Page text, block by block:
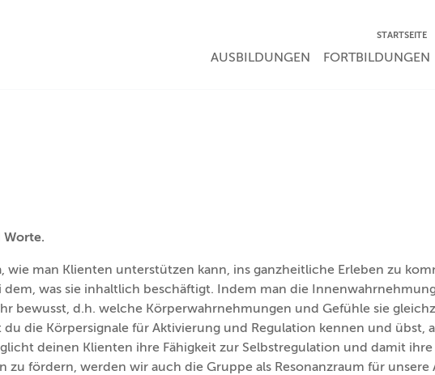
STARTSEITE
NAVIGATION ÜBERSPRINGEN
AUSBILDUNGEN FORTBILDUNGEN
Worte.
wie man Klienten unterstützen kann, ins ganzheitliche Erleben zu
dem, was sie inhaltlich beschäftigt. Indem man die
bewusst, d.h. welche Körperwahrnehmungen und Gefühle sie
die Körpersignale für Aktivierung und Regulation kennen und übst,
deinen Klienten ihre Fähigkeit zur Selbstregulation und damit ihre
zu fördern, werden wir auch die Gruppe als Resonanzraum für unsere